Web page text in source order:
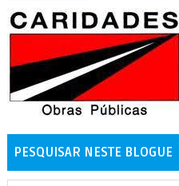
PESQUISAR NESTE BLOGUE